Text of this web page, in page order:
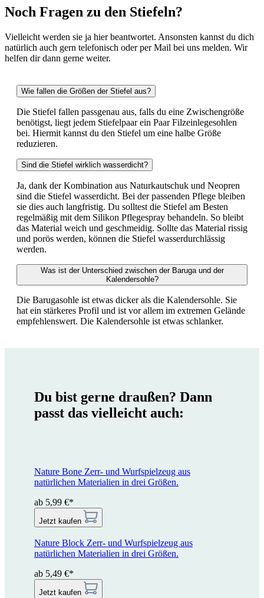
Noch Fragen zu den Stiefeln?
Vielleicht werden sie ja hier beantwortet. Ansonsten kannst du dich
natürlich auch gern telefonisch oder per Mail bei uns melden. Wir
helfen dir dann gerne weiter.
Wie fallen die Größen der Stiefel aus?
Die Stiefel fallen passgenau aus, falls du eine Zwischengröße
benötigst, liegt jedem Stiefelpaar ein Paar Filzeinlegesohlen
bei. Hiermit kannst du den Stiefel um eine halbe Größe
reduzieren.
Sind die Stiefel wirklich wasserdicht?
Ja, dank der Kombination aus Naturkautschuk und Neopren
sind die Stiefel wasserdicht. Bei der passenden Pflege bleiben
sie dies auch langfristig. Du solltest die Stiefel am Besten
regelmäßig mit dem Silikon Pflegespray behandeln. So bleibt
das Material weich und geschmeidig. Sollte das Material rissig
und porös werden, können die Stiefel wasserdurchlässig
werden.
Was ist der Unterschied zwischen der Baruga und der
Kalendersohle?
Die Barugasohle ist etwas dicker als die Kalendersohle. Sie
hat ein stärkeres Profil und ist vor allem im extremen Gelände
empfehlenswert. Die Kalendersohle ist etwas schlanker.
Du bist gerne draußen? Dann
passt das vielleicht auch:
Nature Bone Zerr- und Wurfspielzeug aus
natürlichen Materialien in drei Größen.
ab 5,99 €*
Jetzt kaufen
Nature Block Zerr- und Wurfspielzeug aus
natürlichen Materialien in drei Größen.
ab 5,49 €*
Jetzt kaufen